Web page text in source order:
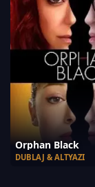
Orphan Black
DUBLAJ & ALTYAZI